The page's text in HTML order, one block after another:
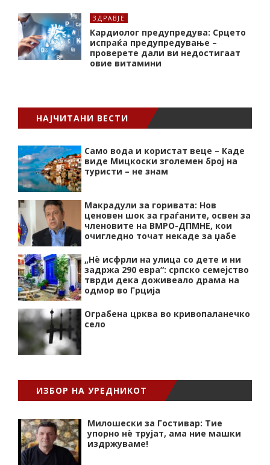
ЗДРАВЈЕ
Кардиолог предупредува: Срцето
испраќа предупредување –
проверете дали ви недостигаат
овие витамини
НАЈЧИТАНИ ВЕСТИ
Само вода и користат веце – Каде
виде Мицкоски зголемен број на
туристи – не знам
Макрадули за горивата: Нов
ценовен шок за граѓаните, освен за
членовите на ВМРО-ДПМНЕ, кои
очигледно точат некаде за џабе
„Нѐ исфрли на улица со дете и ни
задржа 290 евра“: српско семејство
тврди дека доживеало драма на
одмор во Грција
Ограбена црква во кривопаланечко
село
ИЗБОР НА УРЕДНИКОТ
Милошески за Гостивар: Тие
упорно нѐ трујат, ама ние машки
издржуваме!